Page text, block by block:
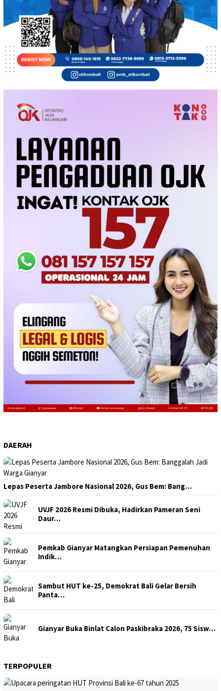
DAERAH
Lepas Peserta Jambore Nasional 2026, Gus Bem: Bang…
UVJF 2026 Resmi Dibuka, Hadirkan Pameran Seni
Daur…
Pemkab Gianyar Matangkan Persiapan Pemenuhan
Indik…
Sambut HUT ke-25, Demokrat Bali Gelar Bersih
Panta…
Gianyar Buka Binlat Calon Paskibraka 2026, 75 Sisw…
TERPOPULER